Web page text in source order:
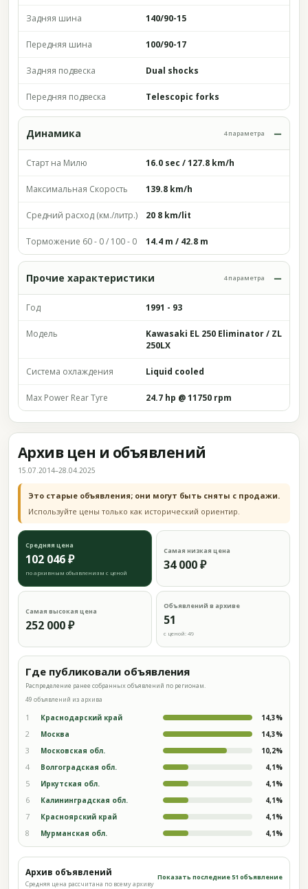
Задняя шина 140/90-15
Передняя шина 100/90-17
Задняя подвеска Dual shocks
Передняя подвеска Telescopic forks
Динамика 4 параметра
Старт на Милю 16.0 sec / 127.8 km/h
Максимальная Скорость 139.8 km/h
Средний расход (км./литр.) 20 8 km/lit
Торможение 60 - 0 / 100 - 0 14.4 m / 42.8 m
Прочие характеристики 4 параметра
Год 1991 - 93
Модель
Kawasaki EL 250 Eliminator / ZL
250LX
Система охлаждения Liquid cooled
Max Power Rear Tyre 24.7 hp @ 11750 rpm
Архив цен и объявлений
15.07.2014–28.04.2025
Это старые объявления; они могут быть сняты с продажи.
Используйте цены только как исторический ориентир.
Средняя цена
102 046 ₽
по архивным объявлениям с ценой
Самая низкая цена
34 000 ₽
Самая высокая цена
252 000 ₽
Объявлений в архиве
51
с ценой: 49
Где публиковали объявления
Распределение ранее собранных объявлений по регионам.
49 объявлений из архива
1 Краснодарский край 14,3%
2 Москва 14,3%
3 Московская обл. 10,2%
4 Волгоградская обл. 4,1%
5 Иркутская обл. 4,1%
6 Калининградская обл. 4,1%
7 Красноярский край 4,1%
8 Мурманская обл. 4,1%
Архив объявлений
Средняя цена рассчитана по всему архиву
Показать последние 51 объявление